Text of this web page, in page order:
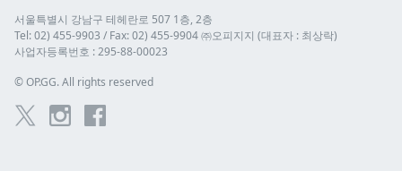
서울특별시 강남구 테헤란로 507 1층, 2층
Tel: 02) 455-9903 / Fax: 02) 455-9904 ㈜오피지지 (대표자 : 최상락)
사업자등록번호 : 295-88-00023
© OP.GG. All rights reserved